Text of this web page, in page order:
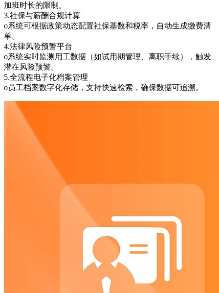
加班时长的限制。
3.社保与薪酬合规计算
o系统可根据政策动态配置社保基数和税率，自动生成缴费清
单。
4.法律风险预警平台
o系统实时监测用工数据（如试用期管理、离职手续），触发
潜在风险预警。
5.全流程电子化档案管理
o员工档案数字化存储，支持快速检索，确保数据可追溯。